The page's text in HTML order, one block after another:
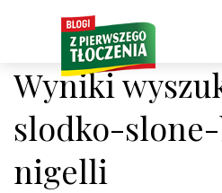
Wyniki
slodko-
nigelli